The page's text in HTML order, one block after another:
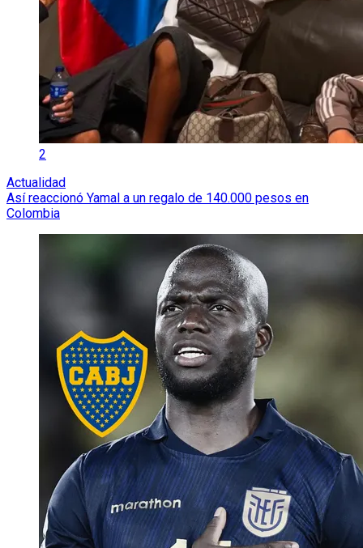
2
Actualidad
Así reaccionó Yamal a un regalo de 140.000 pesos en
Colombia